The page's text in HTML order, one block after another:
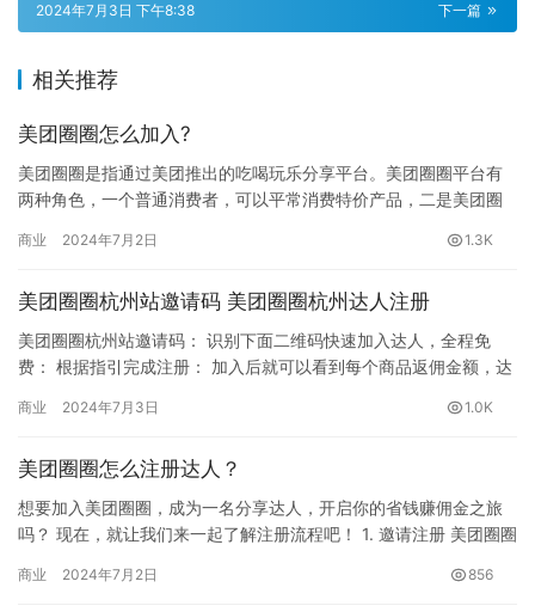
下一篇
2024年7月3日 下午8:38
相关推荐
美团圈圈怎么加入?
美团圈圈是指通过美团推出的吃喝玩乐分享平台。美团圈圈平台有
两种角色，一个普通消费者，可以平常消费特价产品，二是美团圈
获得了…
商业 2024年7月2日 1.3K
美团圈圈杭州站邀请码 美团圈圈杭州达人注册
美团圈圈杭州站邀请码： 识别下面二维码快速加入达人，全程免
费： 根据指引完成注册： 加入后就可以看到每个商品返佣金额，达
限…
商业 2024年7月3日 1.0K
美团圈圈怎么注册达人？
想要加入美团圈圈，成为一名分享达人，开启你的省钱赚佣金之旅
吗？ 现在，就让我们来一起了解注册流程吧！ 1. 邀请注册 美团圈圈
商业 2024年7月2日 856